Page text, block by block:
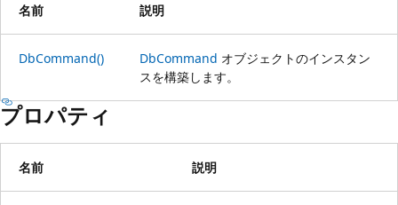
名前 説明
DbCommand() DbCommand オブジェクトのインスタン
スを構築します。
プロパティ
名前 説明